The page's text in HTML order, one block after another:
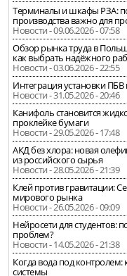
Терминалы и шкафы РЗА:
производства важно для
Новости - 09.06.2026 - 07:58
Обзор рынка труда в
как выбрать надёжного
Новости - 03.06.2026 - 22:55
Интеграция установки
Новости - 31.05.2026 - 20:46
Канифоль становится
проклейке бумаги
Новости - 29.05.2026 - 17:48
АКД без хлора: новая
из российского сырья
Новости - 28.05.2026 - 21:39
Клей против гравитации:
мирового рынка
Новости - 26.05.2026 - 09:09
Нейросети для студентов:
проблем?
Новости - 14.05.2026 - 21:38
Когда вода под
системы